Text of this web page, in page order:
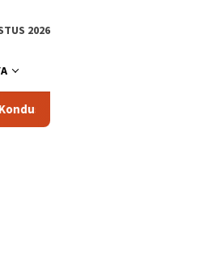
2026
Polres Toraja Utara